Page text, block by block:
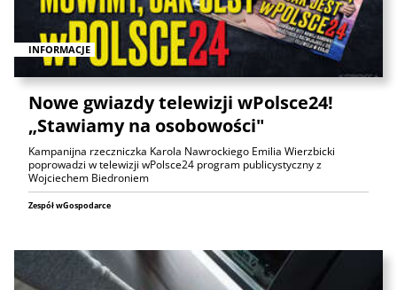
INFORMACJE
Nowe gwiazdy telewizji wPolsce24!
„Stawiamy na osobowości"
Kampanijna rzeczniczka Karola Nawrockiego Emilia Wierzbicki
poprowadzi w telewizji wPolsce24 program publicystyczny z
Wojciechem Biedroniem
Zespół wGospodarce